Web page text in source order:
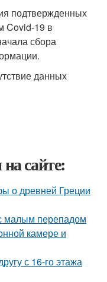
подтвержденных
Covid-19 в
сбора
данных
сайте:
о древней Греции
малым перепадом
камере и
с 16-го этажа